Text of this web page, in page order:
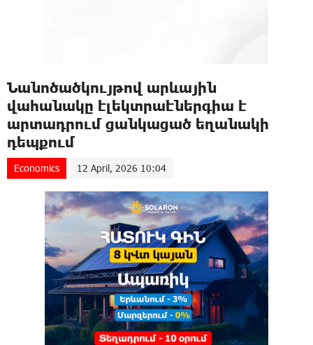
Նանոծածկույթով արևային
վահանակը էլեկտրաէներգիա է
արտադրում ցանկացած եղանակի
դեպքում
Economics 12 April, 2026 10:04